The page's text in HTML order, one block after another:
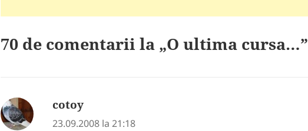
70 de comentarii la „O ultima cursa…”
cotoy
23.09.2008 la 21:18